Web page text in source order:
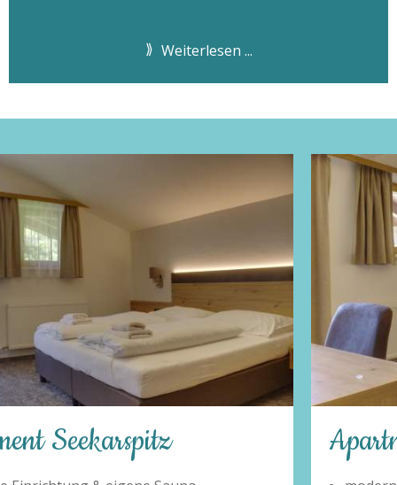
Weiterlesen ...
Apartment Hundskogel